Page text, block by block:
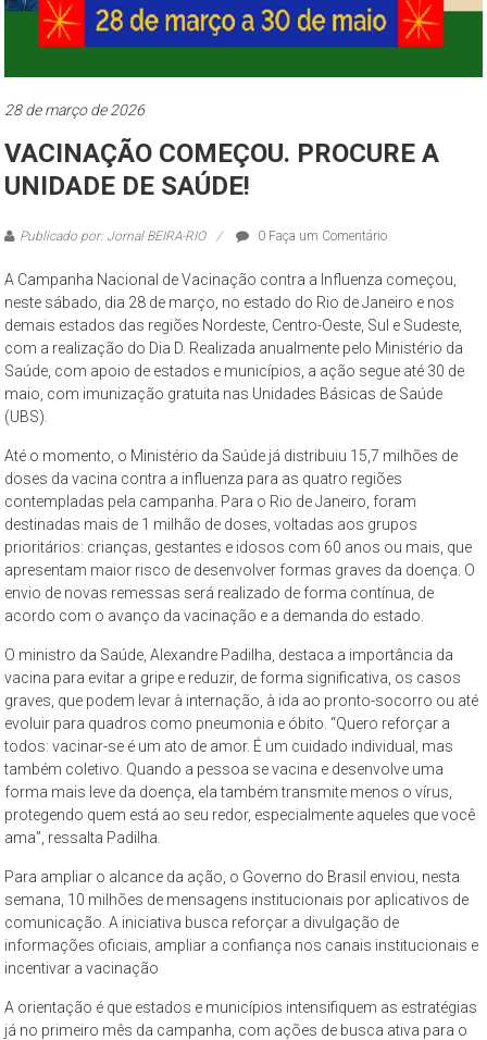
28 de março de 2026
VACINAÇÃO COMEÇOU. PROCURE A
UNIDADE DE SAÚDE!
Publicado por: Jornal BEIRA-RIO 0 Faça um Comentário
A Campanha Nacional de Vacinação contra a Influenza começou,
neste sábado, dia 28 de março, no estado do Rio de Janeiro e nos
demais estados das regiões Nordeste, Centro-Oeste, Sul e Sudeste,
com a realização do Dia D. Realizada anualmente pelo Ministério da
Saúde, com apoio de estados e municípios, a ação segue até 30 de
maio, com imunização gratuita nas Unidades Básicas de Saúde
(UBS).
Até o momento, o Ministério da Saúde já distribuiu 15,7 milhões de
doses da vacina contra a influenza para as quatro regiões
contempladas pela campanha. Para o Rio de Janeiro, foram
destinadas mais de 1 milhão de doses, voltadas aos grupos
prioritários: crianças, gestantes e idosos com 60 anos ou mais, que
apresentam maior risco de desenvolver formas graves da doença. O
envio de novas remessas será realizado de forma contínua, de
acordo com o avanço da vacinação e a demanda do estado.
O ministro da Saúde, Alexandre Padilha, destaca a importância da
vacina para evitar a gripe e reduzir, de forma significativa, os casos
graves, que podem levar à internação, à ida ao pronto-socorro ou até
evoluir para quadros como pneumonia e óbito. “Quero reforçar a
todos: vacinar-se é um ato de amor. É um cuidado individual, mas
também coletivo. Quando a pessoa se vacina e desenvolve uma
forma mais leve da doença, ela também transmite menos o vírus,
protegendo quem está ao seu redor, especialmente aqueles que você
ama”, ressalta Padilha.
Para ampliar o alcance da ação, o Governo do Brasil enviou, nesta
semana, 10 milhões de mensagens institucionais por aplicativos de
comunicação. A iniciativa busca reforçar a divulgação de
informações oficiais, ampliar a confiança nos canais institucionais e
incentivar a vacinação
A orientação é que estados e municípios intensifiquem as estratégias
já no primeiro mês da campanha, com ações de busca ativa para o